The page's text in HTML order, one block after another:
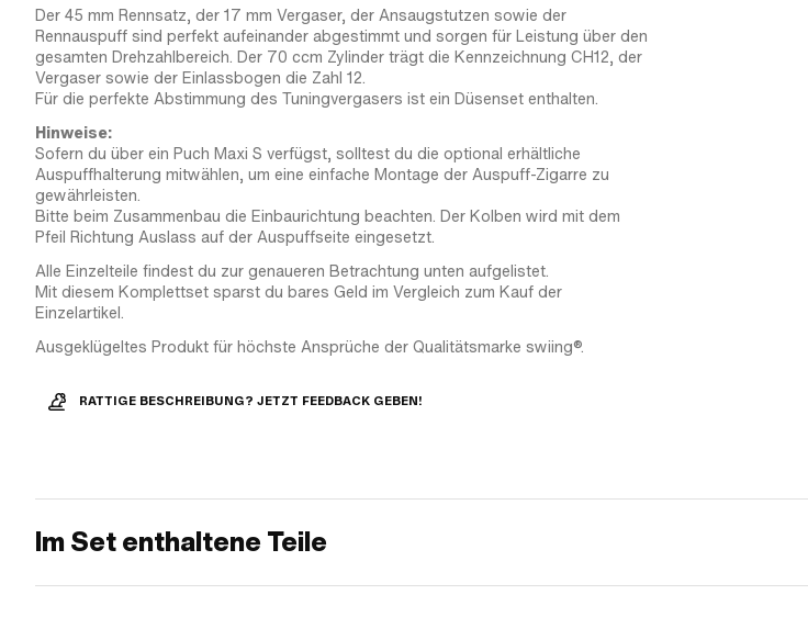
Der 45 mm Rennsatz, der 17 mm Vergaser, der Ansaugstutzen sowie der
Rennauspuff sind perfekt aufeinander abgestimmt und sorgen für Leistung über den
gesamten Drehzahlbereich. Der 70 ccm Zylinder trägt die Kennzeichnung CH12, der
Vergaser sowie der Einlassbogen die Zahl 12.
Für die perfekte Abstimmung des Tuningvergasers ist ein Düsenset enthalten.
Hinweise:
Sofern du über ein Puch Maxi S verfügst, solltest du die optional erhältliche
Auspuffhalterung mitwählen, um eine einfache Montage der Auspuff-Zigarre zu
gewährleisten.
Bitte beim Zusammenbau die Einbaurichtung beachten. Der Kolben wird mit dem
Pfeil Richtung Auslass auf der Auspuffseite eingesetzt.
Alle Einzelteile findest du zur genaueren Betrachtung unten aufgelistet.
Mit diesem Komplettset sparst du bares Geld im Vergleich zum Kauf der
Einzelartikel.
Ausgeklügeltes Produkt für höchste Ansprüche der Qualitätsmarke swiing®.
RATTIGE BESCHREIBUNG? JETZT FEEDBACK GEBEN!
Im Set enthaltene Teile